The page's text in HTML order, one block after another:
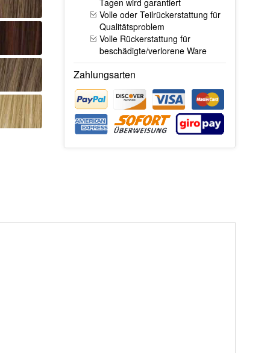
Tagen wird garantiert
Volle oder Teilrückerstattung für
Qualitätsproblem
Volle Rückerstattung für
beschädigte/verlorene Ware
Zahlungsarten